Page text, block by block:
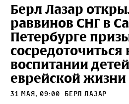
Берл Лазар
раввинов СНГ в
Петербурге
сосредоточиться
воспитании
еврейской жизни
31 мая, 09:00 Берл Лазар